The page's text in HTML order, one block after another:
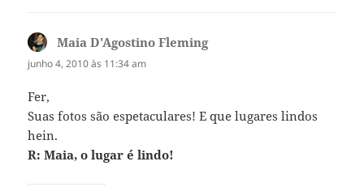
Maia D'Agostino Flemingdisse:
junho 4, 2010 às 11:34 am
Fer,
Suas fotos são espetaculares! E que lugares lindos
hein.
R: Maia, o lugar é lindo!